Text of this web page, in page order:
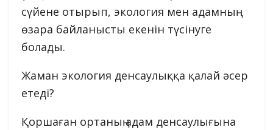
сүйене отырып, экология мен адамның
өзара байланысты екенін түсінуге
болады.
Жаман экология денсаулыққа қалай әсер
етеді?
Қоршаған ортаның адам денсаулығына